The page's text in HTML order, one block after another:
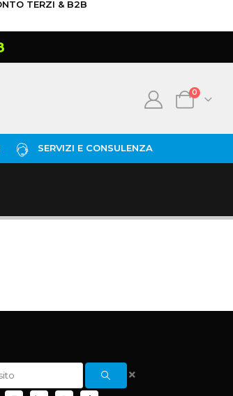
TERZI & B2B
0
SERVIZI E CONSULENZA